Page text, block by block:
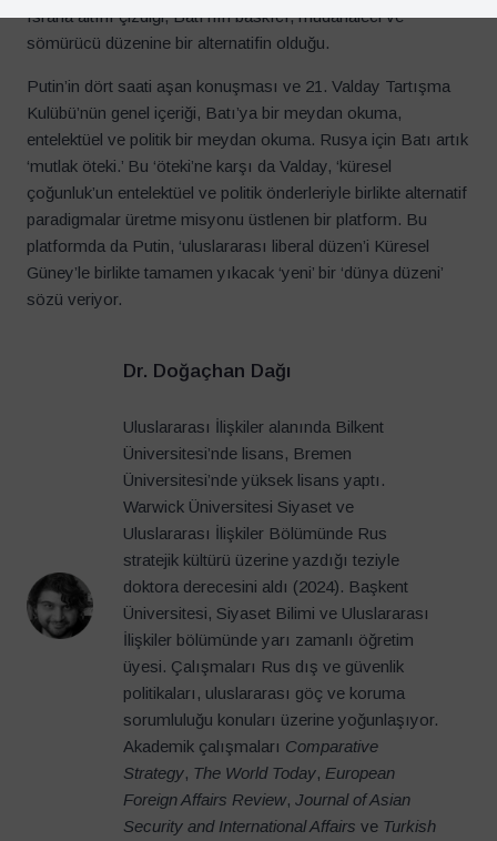
Israrla altını çizdiği, Batı’nın baskıcı, müdahaleci ve
sömürücü düzenine bir alternatifin olduğu.
Putin’in dört saati aşan konuşması ve 21. Valday Tartışma
Kulübü’nün genel içeriği, Batı’ya bir meydan okuma,
entelektüel ve politik bir meydan okuma. Rusya için Batı artık
‘mutlak öteki.’ Bu ‘öteki’ne karşı da Valday, ‘küresel
çoğunluk’un entelektüel ve politik önderleriyle birlikte alternatif
paradigmalar üretme misyonu üstlenen bir platform. Bu
platformda da Putin, ‘uluslararası liberal düzen’i Küresel
Güney’le birlikte tamamen yıkacak ‘yeni’ bir ‘dünya düzeni’
sözü veriyor.
Dr. Doğaçhan Dağı
Uluslararası İlişkiler alanında Bilkent
Üniversitesi’nde lisans, Bremen
Üniversitesi’nde yüksek lisans yaptı.
Warwick Üniversitesi Siyaset ve
Uluslararası İlişkiler Bölümünde Rus
stratejik kültürü üzerine yazdığı teziyle
doktora derecesini aldı (2024). Başkent
Üniversitesi, Siyaset Bilimi ve Uluslararası
İlişkiler bölümünde yarı zamanlı öğretim
üyesi. Çalışmaları Rus dış ve güvenlik
politikaları, uluslararası göç ve koruma
sorumluluğu konuları üzerine yoğunlaşıyor.
Akademik çalışmaları Comparative
Strategy, The World Today, European
Foreign Affairs Review,Journal of Asian
Security and International Affairs ve Turkish